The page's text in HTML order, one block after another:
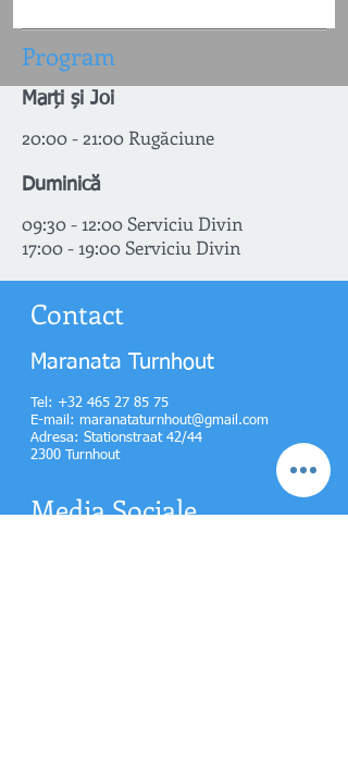
Program
Marți și Joi
20:00 - 21:00 Rugăciune
Duminică
09:30 - 12:00Serviciu Divin
17:00- 19:00 Serviciu Divin
Contact
Maranata Turnhout
Tel: +32 465 27 85 75
E-mail: maranataturnhout@gmail.com
Adresa​: Stationstraat 42/44
2300 Turnhout
Media Sociale